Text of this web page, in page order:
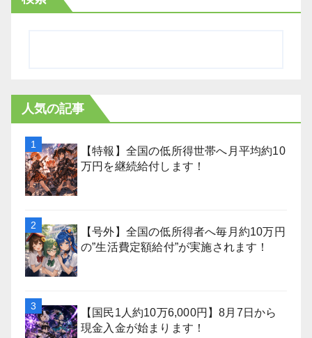
人気の記事
【特報】全国の低所得世帯へ月平均約10
万円を継続給付します！
【号外】全国の低所得者へ毎月約10万円
の”生活費定額給付”が実施されます！
【国民1人約10万6,000円】8月7日から
現金入金が始まります！